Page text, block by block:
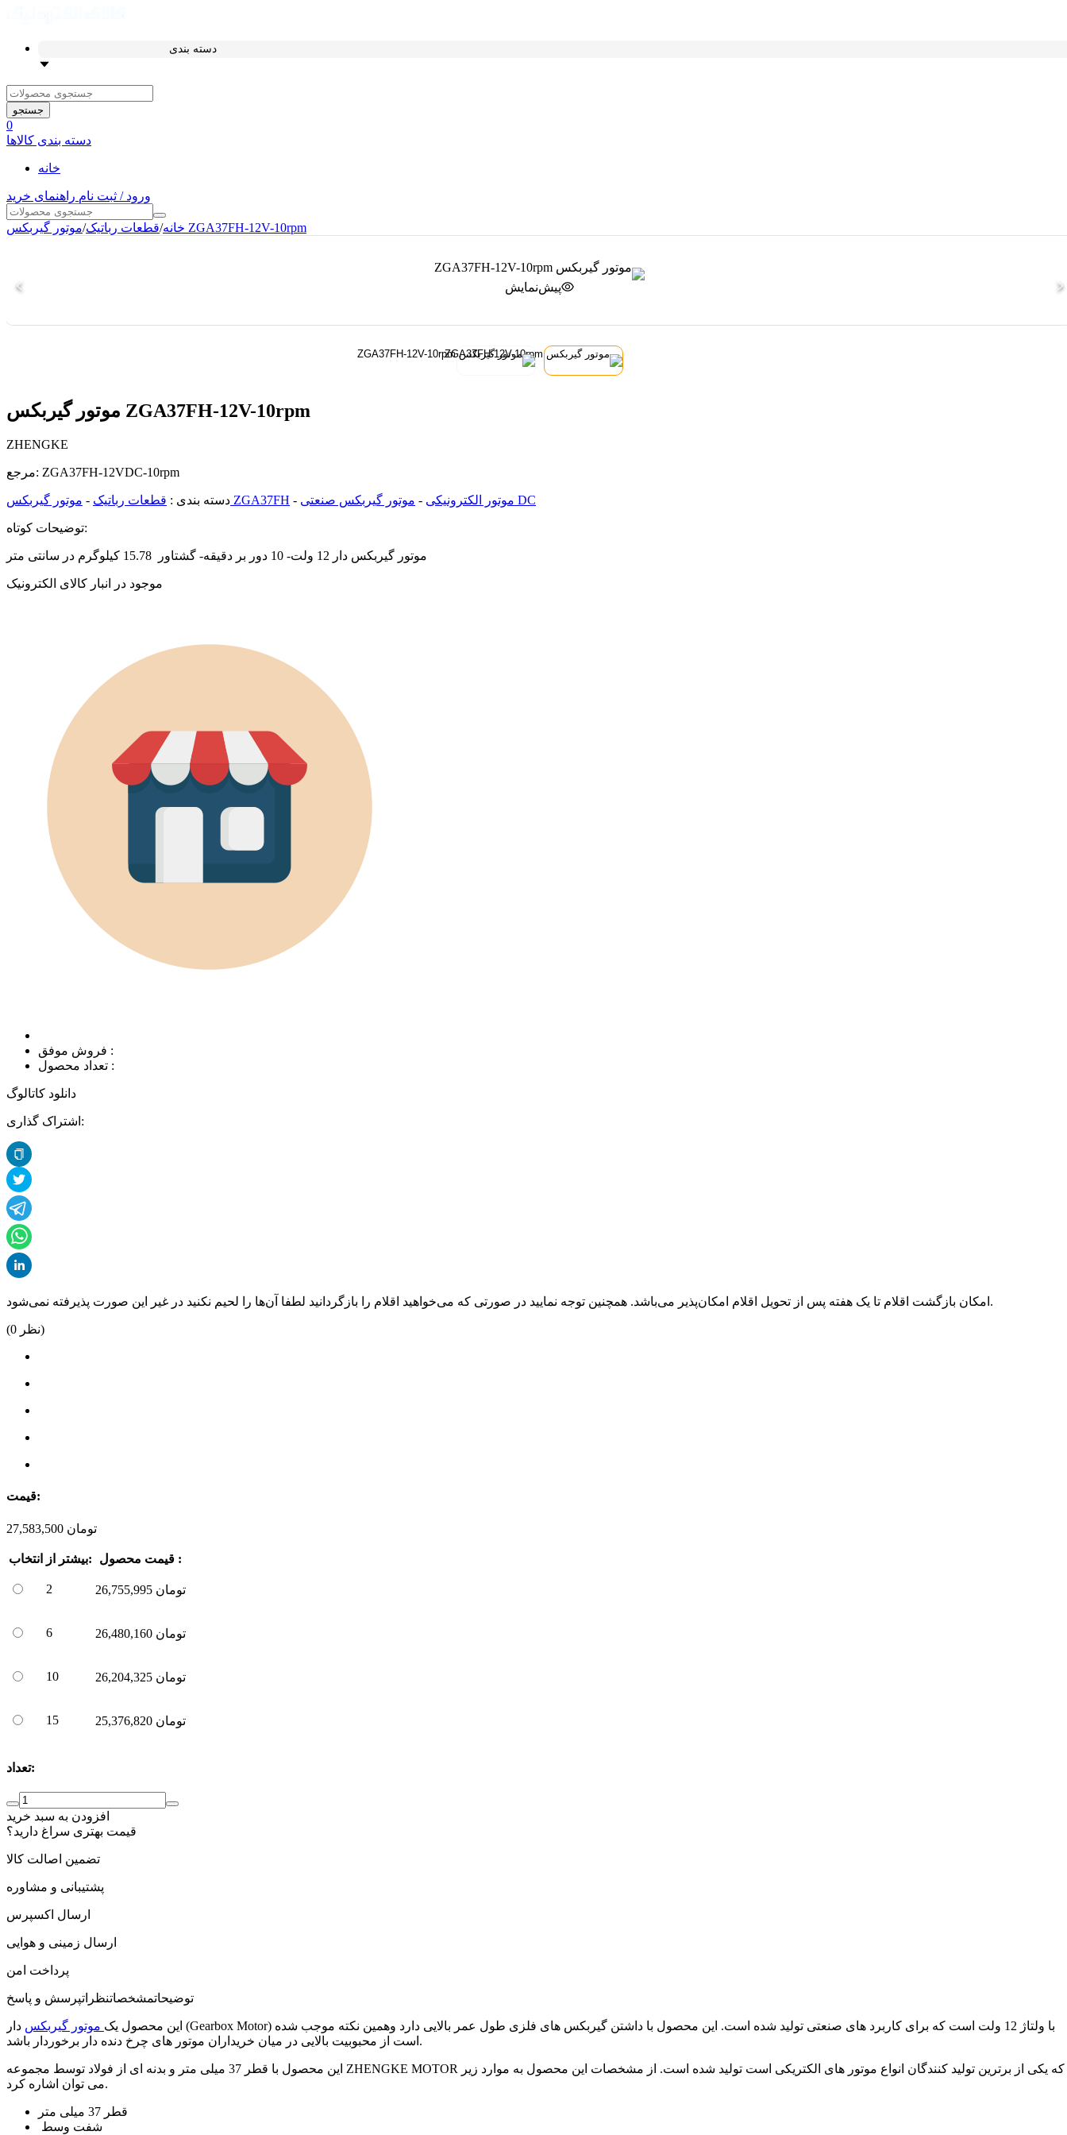
دسته بندی
جستجو
0
دسته بندی کالاها
خانه
ورود / ثبت نام راهنمای خرید
خانه/قطعات رباتیک/ موتور گیربکس ZGA37FH-12V-10rpm
پیش‌نمایش
موتور گیربکس ZGA37FH-12V-10rpm
ZHENGKE
مرجع: ZGA37FH-12VDC-10rpm
دسته بندی : قطعات رباتیک - موتور گیربکس ZGA37FH - موتور الکترونیکی - موتور گیربکس صنعتی DC
توضیحات کوتاه:
موتور گیربکس دار 12 ولت- 10 دور بر دقیقه- گشتاور 15.78 کیلوگرم در سانتی متر
موجود در انبار کالای الکترونیک
فروش موفق :
تعداد محصول :
دانلود کاتالوگ
اشتراک گذاری:
امکان بازگشت اقلام تا یک هفته پس از تحویل اقلام امکان‌پذیر می‌باشد. همچنین توجه نمایید در صورتی که می‌خواهید اقلام را بازگردانید لطفا آن‌ها را لحیم نکنید در غیر این صورت پذیرفته نمی‌شود.
(0 نظر)
قیمت:
27,583,500 تومان
انتخاب بیشتر از: قیمت محصول :
2 26,755,995 تومان
6 26,480,160 تومان
10 26,204,325 تومان
15 25,376,820 تومان
تعداد:
افزودن به سبد خرید
قیمت بهتری سراغ دارید؟
تضمین اصالت کالا
پشتیبانی و مشاوره
ارسال اکسپرس
ارسال زمینی و هوایی
پرداخت امن
توضیحاتمشخصاتنظراتپرسش و پاسخ
این محصول یک موتور گیربکس دار (Gearbox Motor) با ولتاژ 12 ولت است که برای کاربرد های صنعتی تولید شده است. این محصول با داشتن گیربکس های فلزی طول عمر بالایی دارد وهمین نکته موجب شده
است از محبوبیت بالایی در میان خریداران موتور های چرخ دنده دار برخوردار باشد.
این محصول با قطر 37 میلی متر و بدنه ای از فولاد توسط مجموعه ZHENGKE MOTOR که یکی از برترین تولید کنندگان انواع موتور های الکتریکی است تولید شده است. از مشخصات این محصول به موارد زیر
می توان اشاره کرد.
قطر 37 میلی متر
شفت وسط